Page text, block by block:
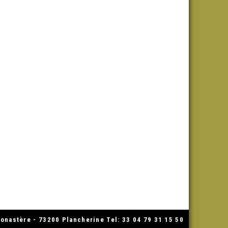
- 73200 Plancherine Tel: 33 04 79 31 15 50